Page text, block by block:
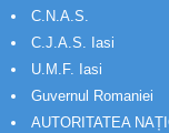
C.N.A.S.
C.J.A.S. Iasi
U.M.F. Iasi
Guvernul Romaniei
AUTORITATEA